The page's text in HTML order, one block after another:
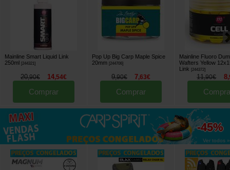
Mainline Smart Liquid Link
250ml [244321]
20,90€ 14,54€
Comprar
Pop Up Big Carp Maple Spice
20mm [244706]
9,90€ 7,63€
Comprar
Mainline Fluoro
Wafters Yellow
Link [244372]
11,90€ 8,
até
-45%
Ver todos »